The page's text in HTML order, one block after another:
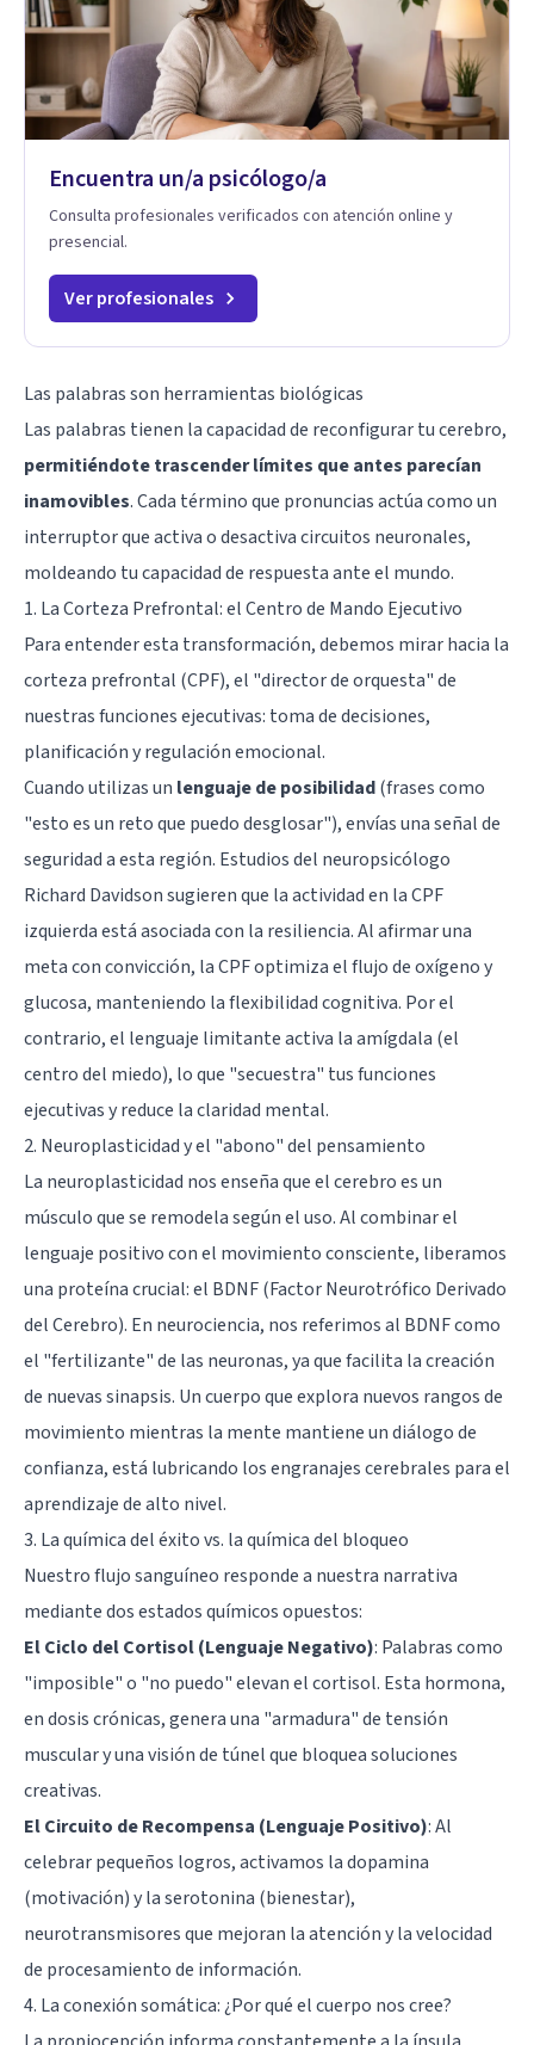
Encuentra un/a psicólogo/a
Consulta profesionales verificados con atención online y
presencial.
Ver profesionales
Las palabras son herramientas biológicas
Las palabras tienen la capacidad de reconfigurar tucerebro,
permitiéndote trascender límites que antes parecían
inamovibles. Cada término que pronuncias actúa como un
interruptor que activa o desactiva circuitos neuronales,
moldeando tu capacidad de respuesta ante el mundo.
1. La Corteza Prefrontal: el Centro de Mando Ejecutivo
Para entender esta transformación, debemos mirar hacia la
corteza prefrontal (CPF), el "director de orquesta" de
nuestras funciones ejecutivas: toma de decisiones,
planificación y regulación emocional.
Cuando utilizas un lenguaje de posibilidad(frases como
"esto es un reto que puedo desglosar"), envías una señal de
seguridad a esta región. Estudios del neuropsicólogo
Richard Davidson sugieren que la actividad en la CPF
izquierda está asociada con la resiliencia. Al afirmar una
meta con convicción, la CPF optimiza el flujo de oxígeno y
glucosa, manteniendo la flexibilidad cognitiva. Por el
contrario, el lenguaje limitante activa laamígdala (el
centro del miedo), lo que "secuestra" tus funciones
ejecutivas y reduce la claridad mental.
2. Neuroplasticidad y el "abono" del pensamiento
La neuroplasticidad nos enseña que el cerebro es un
músculo que se remodela según el uso. Al combinar el
lenguaje positivo con el movimiento consciente, liberamos
una proteína crucial: el BDNF (Factor Neurotrófico Derivado
del Cerebro). En neurociencia, nos referimos al BDNF como
el "fertilizante" de las neuronas, ya que facilita la creación
de nuevas sinapsis. Un cuerpo que explora nuevos rangos de
movimiento mientras la mente mantiene un diálogo de
confianza, está lubricando los engranajes cerebrales para el
aprendizaje de alto nivel.
3. La química del éxito vs. la química del bloqueo
Nuestro flujo sanguíneo responde a nuestra narrativa
mediante dos estados químicos opuestos:
El Ciclo del Cortisol (Lenguaje Negativo): Palabras como
"imposible" o "no puedo" elevan el cortisol. Esta hormona,
en dosis crónicas, genera una "armadura" de tensión
muscular y una visión de túnel que bloquea soluciones
creativas.
El Circuito de Recompensa (Lenguaje Positivo): Al
celebrar pequeños logros, activamos la dopamina
(motivación) y la serotonina (bienestar),
neurotransmisores que mejoran la atención y la velocidad
de procesamiento de información.
4. La conexión somática: ¿Por qué el cuerpo nos cree?